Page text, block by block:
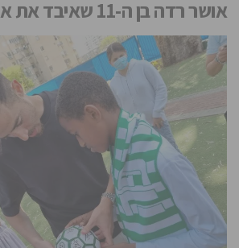
אושר רדה בן ה-11 שאיבד את אביו.